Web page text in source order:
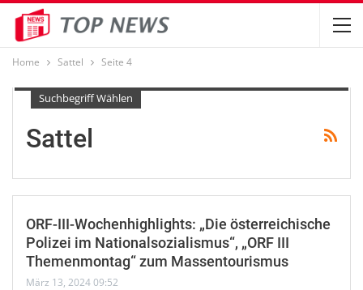
Home Sattel Seite 4
Suchbegriff Wählen
Sattel
ORF-III-Wochenhighlights: „Die österreichische
Polizei im Nationalsozialismus“, „ORF III
Themenmontag“ zum Massentourismus
März 13, 2024 09:52